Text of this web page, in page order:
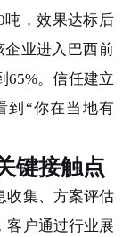
吨，效果达标后
企业进入巴西前
65%。信任建立
到“你在当地有
键接触点
集、方案评估
客户通过行业展